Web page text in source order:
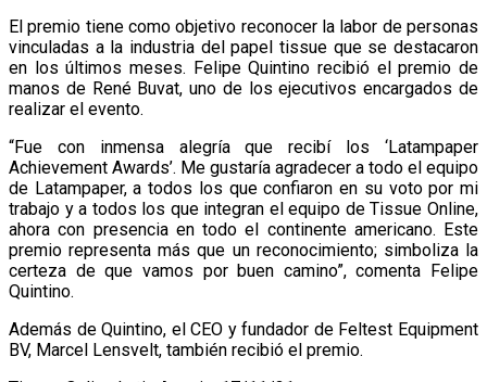
El premio tiene como objetivo reconocer la labor de personas
vinculadas a la industria del papel tissue que se destacaron
en los últimos meses. Felipe Quintino recibió el premio de
manos de René Buvat, uno de los ejecutivos encargados de
realizar el evento.
“Fue con inmensa alegría que recibí los ‘Latampaper
Achievement Awards’. Me gustaría agradecer a todo el equipo
de Latampaper, a todos los que confiaron en su voto por mi
trabajo y a todos los que integran el equipo de Tissue Online,
ahora con presencia en todo el continente americano. Este
premio representa más que un reconocimiento; simboliza la
certeza de que vamos por buen camino”, comenta Felipe
Quintino.
Además de Quintino, el CEO y fundador de Feltest Equipment
BV, Marcel Lensvelt, también recibió el premio.